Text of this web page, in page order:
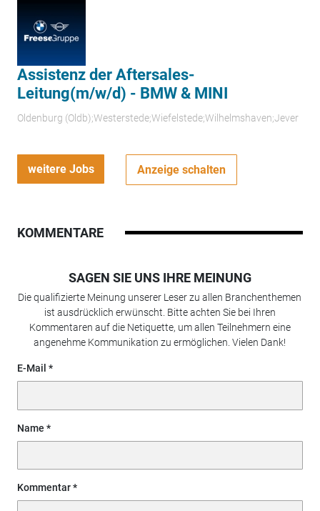
Assistenz der Aftersales-
Leitung(m/w/d) - BMW & MINI
Oldenburg (Oldb);Westerstede;Wiefelstede;Wilhelmshaven;Jever
weitere Jobs Anzeige schalten
KOMMENTARE
SAGEN SIE UNS IHRE MEINUNG
Die qualifizierte Meinung unserer Leser zu allen Branchenthemen
ist ausdrücklich erwünscht. Bitte achten Sie bei Ihren
Kommentaren auf die Netiquette, um allen Teilnehmern eine
angenehme Kommunikation zu ermöglichen. Vielen Dank!
E-Mail
Name
Kommentar